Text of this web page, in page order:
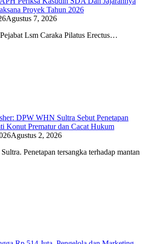
Proyek Tahun 2026
Agustus 7, 2026
Lsm Caraka Pilatus Erectus…
DPW WHN Sultra Sebut Penetapan
Konut Prematur dan Cacat Hukum
Agustus 2, 2026
Penetapan tersangka terhadap mantan